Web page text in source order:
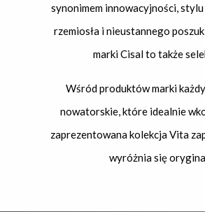
synonimem innowacyjności,
rzemiosła i nieustannego
marki Cisal to także
Wśród produktów marki
nowatorskie, które idealnie
zaprezentowana kolekcja Vita
wyróżnia się